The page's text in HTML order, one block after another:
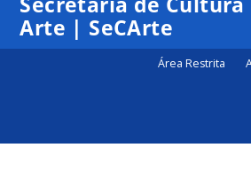
Arte | SeCArte
Área Restrita